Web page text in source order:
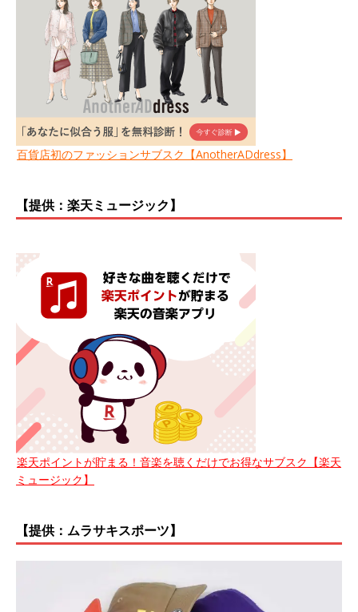
百貨店初のファッションサブスク【AnotherADdress】
【提供：楽天ミュージック】
楽天ポイントが貯まる！音楽を聴くだけでお得なサブスク【楽天
ミュージック】
【提供：ムラサキスポーツ】